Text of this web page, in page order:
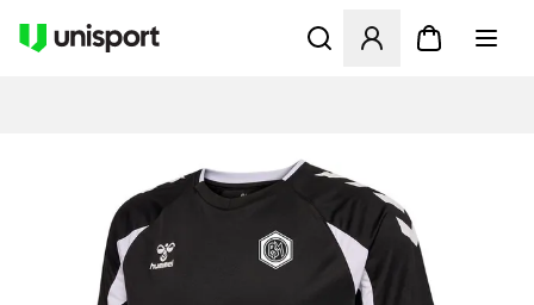
Åbner en Modal til at